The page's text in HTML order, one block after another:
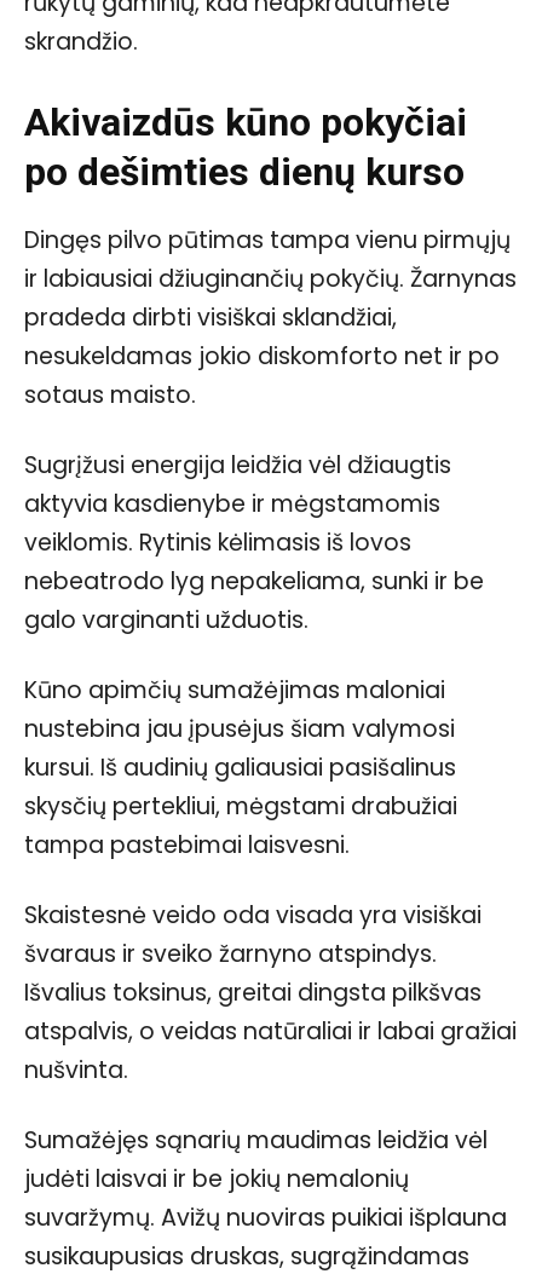
skrandžio.
Akivaizdūs kūno pokyčiai
po dešimties dienų kurso
Dingęs pilvo pūtimas tampa vienu pirmųjų
ir labiausiai džiuginančių pokyčių. Žarnynas
pradeda dirbti visiškai sklandžiai,
nesukeldamas jokio diskomforto net ir po
sotaus maisto.
Sugrįžusi energija leidžia vėl džiaugtis
aktyvia kasdienybe ir mėgstamomis
veiklomis. Rytinis kėlimasis iš lovos
nebeatrodo lyg nepakeliama, sunki ir be
galo varginanti užduotis.
Kūno apimčių sumažėjimas maloniai
nustebina jau įpusėjus šiam valymosi
kursui. Iš audinių galiausiai pasišalinus
skysčių pertekliui, mėgstami drabužiai
tampa pastebimai laisvesni.
Skaistesnė veido oda visada yra visiškai
švaraus ir sveiko žarnyno atspindys.
Išvalius toksinus, greitai dingsta pilkšvas
atspalvis, o veidas natūraliai ir labai gražiai
nušvinta.
Sumažėjęs sąnarių maudimas leidžia vėl
judėti laisvai ir be jokių nemalonių
suvaržymų. Avižų nuoviras puikiai išplauna
susikaupusias druskas, sugrąžindamas